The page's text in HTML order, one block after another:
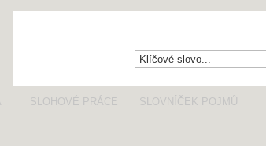
SLOHOVÉ PRÁCE SLOVNÍČEK POJMŮ